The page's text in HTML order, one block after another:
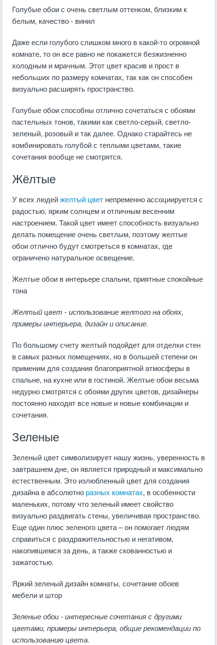
Голубые обои с очень светлым оттенком, близким к
белым, качество - винил
Даже если голубого слишком много в какой-то огромной
комнате, то он все равно не покажется безжизненно
холодным и мрачным. Этот цвет красив и прост в
небольших по размеру комнатах, так как он способен
визуально расширять пространство.
Голубые обои способны отлично сочетаться с обоями
пастельных тонов, такими как светло-серый, светло-
зеленый, розовый и так далее. Однако старайтесь не
комбинировать голубой с теплыми цветами, такие
сочетания вообще не смотрятся.
Жёлтые
У всех людейжелтый цвет непременно ассоциируется с
радостью, ярким солнцем и отличным весенним
настроением. Такой цвет имеет способность визуально
делать помещение очень светлым, поэтому желтые
обои отлично будут смотреться в комнатах, где
ограничено натуральное освещение.
Желтые обои в интерьере спальни, приятные спокойные
тона
Желтый цвет - использование желтого на обоях,
примеры интерьера, дизайн и описание.
По большому счету желтый подойдет для отделки стен
в самых разных помещениях, но в большей степени он
применим для создания благоприятной атмосферы в
спальне, на кухне или в гостиной. Желтые обои весьма
недурно смотрятся с обоями других цветов, дизайнеры
постоянно находят все новые и новые комбинации и
сочетания.
Зеленые
Зеленый цвет символизирует нашу жизнь, уверенность в
завтрашнем дне, он является природный и максимально
естественным. Это излюбленный цвет для создания
дизайна в абсолютно разных комнатах, в особенности
маленьких, потому что зеленый имеет свойство
визуально раздвигать стены, увеличивая пространство.
Еще один плюс зеленого цвета – он помогает людям
справиться с раздражительностью и негативом,
накопившемся за день, а также скованностью и
зажатостью.
Яркий зеленый дизайн комнаты, сочетание обоев
мебели и штор
Зеленые обои - интересные сочетания с другими
цветами, примеры интерьера, общие рекомендации по
использованию цвета.